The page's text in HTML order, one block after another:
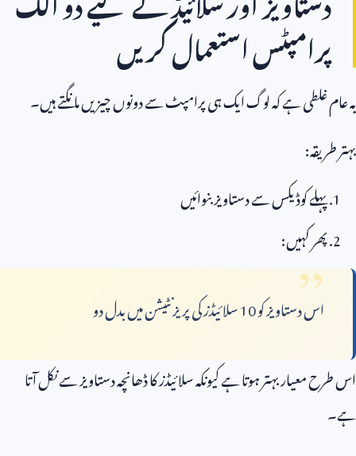
پرامپٹس استعمال کریں
یہ عام غلطی ہے کہ لوگ ایک ہی پرامپٹ سے دونوں چیزیں مانگتے ہیں۔
بہتر طریقہ:
پہلے کوڈیکس سے دستاویز بنوائیں
پھر کہیں:
اس دستاویز کو10سلائیڈز کی پریزنٹیشن میں بدل دو
اس طرح معیار بہتر ہوتا ہے کیونکہ سلائیڈز کا ڈھانچہ دستاویز سے نکل آتا
ہے۔